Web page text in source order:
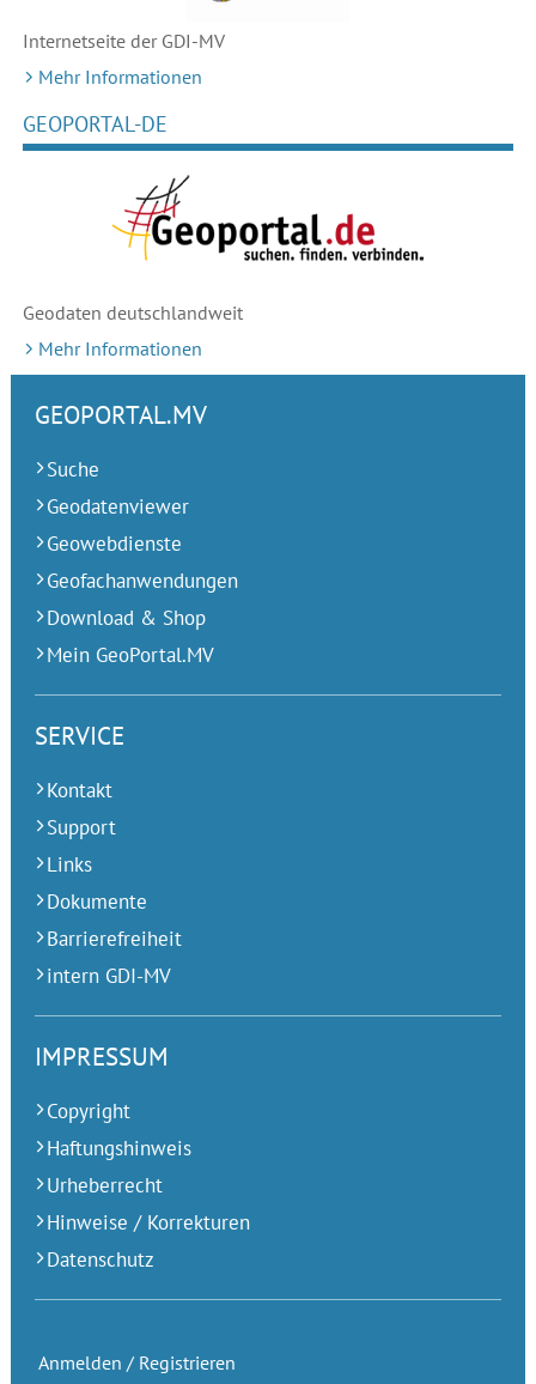
Internetseite der GDI-MV
Mehr Informationen
GEOPORTAL-DE
Geodaten deutschlandweit
Mehr Informationen
GEOPORTAL.MV
Suche
Geodatenviewer
Geowebdienste
Geofachanwendungen
Download & Shop
Mein GeoPortal.MV
SERVICE
Kontakt
Support
Links
Dokumente
Barrierefreiheit
intern GDI-MV
IMPRESSUM
Copyright
Haftungshinweis
Urheberrecht
Hinweise / Korrekturen
Datenschutz
Anmelden / Registrieren